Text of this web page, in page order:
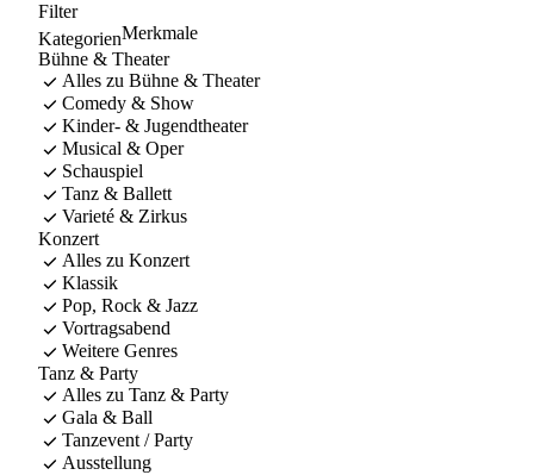
Filter
KategorienMerkmale
Bühne & Theater
Alles zu Bühne & Theater
Comedy & Show
Kinder- & Jugendtheater
Musical & Oper
Schauspiel
Tanz & Ballett
Varieté & Zirkus
Konzert
Alles zu Konzert
Klassik
Pop, Rock & Jazz
Vortragsabend
Weitere Genres
Tanz & Party
Alles zu Tanz & Party
Gala & Ball
Tanzevent / Party
Ausstellung